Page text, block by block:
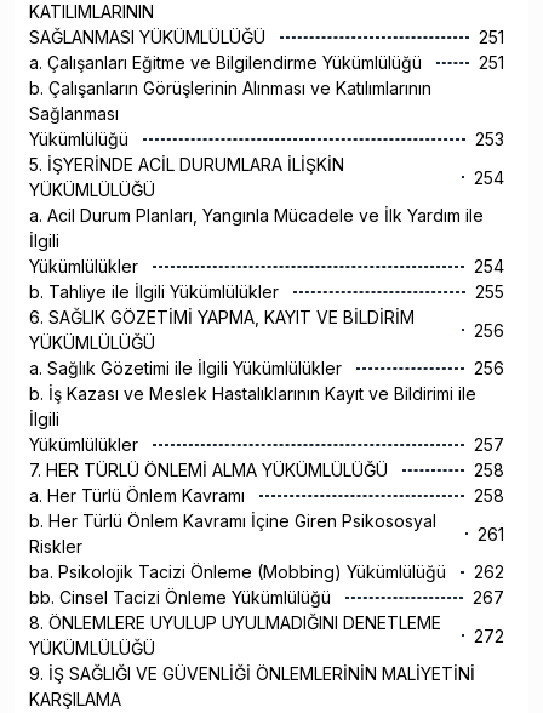
KATILIMLARININ
SAĞLANMASI YÜKÜMLÜLÜĞÜ
251
a. Çalışanları Eğitme ve Bilgilendirme Yükümlülüğü
251
b. Çalışanların Görüşlerinin Alınması ve Katılımlarının
Sağlanması
Yükümlülüğü
253
5. İŞYERİNDE ACİL DURUMLARA İLİŞKİN
YÜKÜMLÜLÜĞÜ
254
a. Acil Durum Planları, Yangınla Mücadele ve İlk Yardım ile
İlgili
Yükümlülükler
254
b. Tahliye ile İlgili Yükümlülükler
255
6. SAĞLIK GÖZETİMİ YAPMA, KAYIT VE BİLDİRİM
YÜKÜMLÜLÜĞÜ
256
a. Sağlık Gözetimi ile İlgili Yükümlülükler
256
b. İş Kazası ve Meslek Hastalıklarının Kayıt ve Bildirimi ile
İlgili
Yükümlülükler
257
7. HER TÜRLÜ ÖNLEMİ ALMA YÜKÜMLÜLÜĞÜ
258
a. Her Türlü Önlem Kavramı
258
b. Her Türlü Önlem Kavramı İçine Giren Psikososyal
Riskler
261
ba. Psikolojik Tacizi Önleme (Mobbing) Yükümlülüğü
262
bb. Cinsel Tacizi Önleme Yükümlülüğü
267
8. ÖNLEMLERE UYULUP UYULMADIĞINI DENETLEME
YÜKÜMLÜLÜĞÜ
272
9. İŞ SAĞLIĞI VE GÜVENLİĞİ ÖNLEMLERİNİN MALİYETİNİ
KARŞILAMA